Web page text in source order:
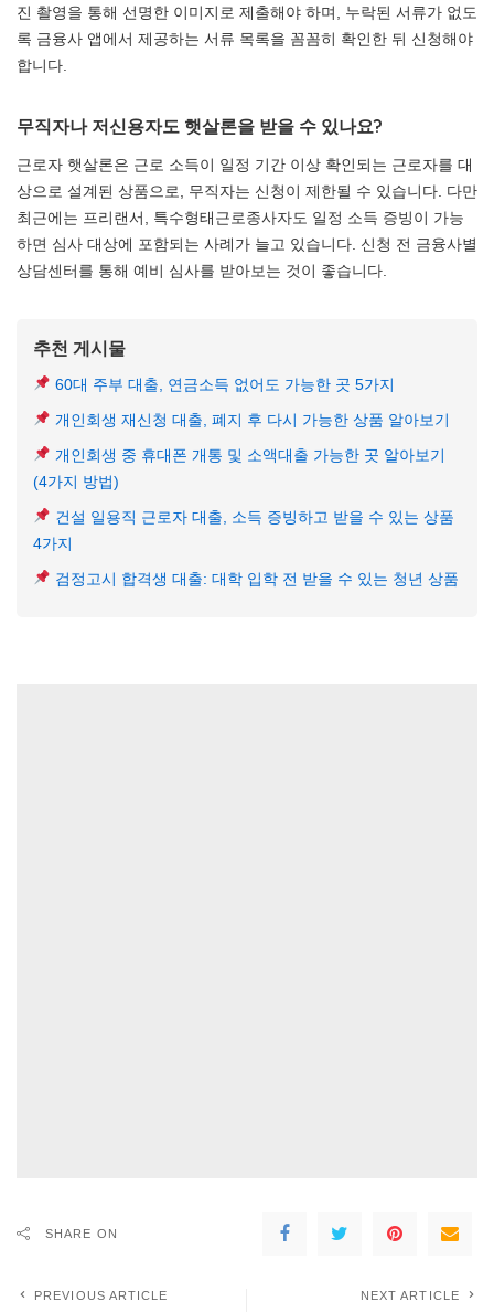
진 촬영을 통해 선명한 이미지로 제출해야 하며, 누락된 서류가 없도
록 금융사 앱에서 제공하는 서류 목록을 꼼꼼히 확인한 뒤 신청해야
합니다.
무직자나 저신용자도 햇살론을 받을 수 있나요?
근로자 햇살론은 근로 소득이 일정 기간 이상 확인되는 근로자를 대
상으로 설계된 상품으로, 무직자는 신청이 제한될 수 있습니다. 다만
최근에는 프리랜서, 특수형태근로종사자도 일정 소득 증빙이 가능
하면 심사 대상에 포함되는 사례가 늘고 있습니다. 신청 전 금융사별
상담센터를 통해 예비 심사를 받아보는 것이 좋습니다.
추천 게시물
60대 주부 대출, 연금소득 없어도 가능한 곳 5가지
개인회생 재신청 대출, 폐지 후 다시 가능한 상품 알아보기
개인회생 중 휴대폰 개통 및 소액대출 가능한 곳 알아보기
(4가지 방법)
건설 일용직 근로자 대출, 소득 증빙하고 받을 수 있는 상품
4가지
검정고시 합격생 대출: 대학 입학 전 받을 수 있는 청년 상품
SHARE ON
PREVIOUS ARTICLE NEXT ARTICLE